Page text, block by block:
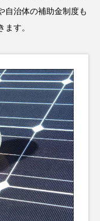
自治体の補助金制度も
す。